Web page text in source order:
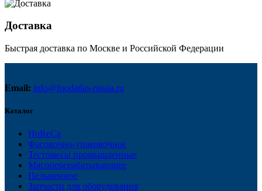
Доставка
Быстрая доставка по Москве и Российской Федерации
Email: info@foodatlas-russia.ru
Каталог
HoReCa
Фасовочно-упаковочное
Тестомесы промышленные
Мясоперерабатывающее
Пельменное
Запчасти для оборудования